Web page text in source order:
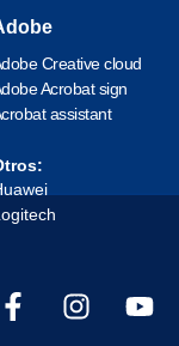
Creative cloud
Acrobat sign
assistant